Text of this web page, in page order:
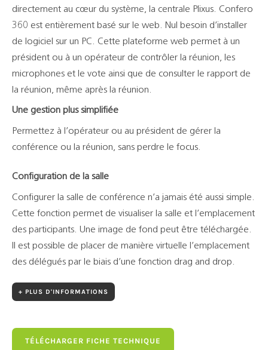
directement au cœur du système, la centrale Plixus. Confero
360 est entièrement basé sur le web. Nul besoin d’installer
de logiciel sur un PC. Cette plateforme web permet à un
président ou à un opérateur de contrôler la réunion, les
microphones et le vote ainsi que de consulter le rapport de
la réunion, même après la réunion.
Une gestion plus simplifiée
Permettez à l’opérateur ou au président de gérer la
conférence ou la réunion, sans perdre le focus.
Configuration de la salle
Configurer la salle de conférence n’a jamais été aussi simple.
Cette fonction permet de visualiser la salle et l’emplacement
des participants. Une image de fond peut être téléchargée.
Il est possible de placer de manière virtuelle l’emplacement
des délégués par le biais d’une fonction drag and drop.
+ PLUS D'INFORMATIONS
TÉLÉCHARGER FICHE TECHNIQUE